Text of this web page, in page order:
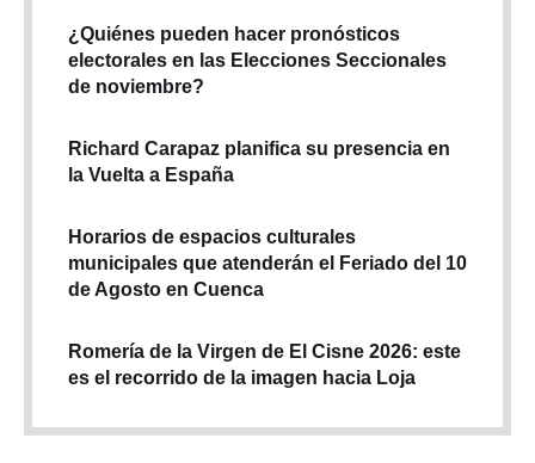
¿Quiénes pueden hacer pronósticos
electorales en las Elecciones Seccionales
de noviembre?
Richard Carapaz planifica su presencia en
la Vuelta a España
Horarios de espacios culturales
municipales que atenderán el Feriado del 10
de Agosto en Cuenca
Romería de la Virgen de El Cisne 2026: este
es el recorrido de la imagen hacia Loja